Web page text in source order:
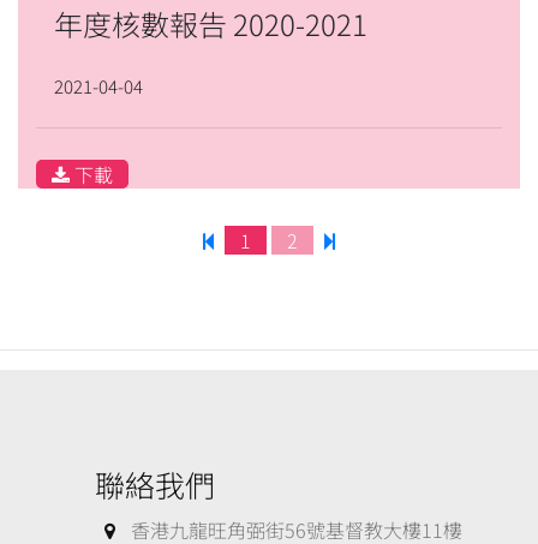
年度核數報告 2020-2021
2021-04-04
下載
1 2
聯絡我們
香港九龍旺角弼街56號基督教大樓11樓